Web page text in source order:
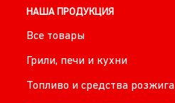
НАША ПРОДУКЦИЯ
Все товары
Грили, печи и кухни
Топливо и средства розжига